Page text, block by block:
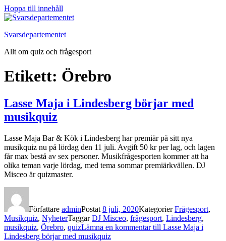
Hoppa till innehåll
Svarsdepartementet
Allt om quiz och frågesport
Etikett: Örebro
Lasse Maja i Lindesberg börjar med
musikquiz
Lasse Maja Bar & Kök i Lindesberg har premiär på sitt nya
musikquiz nu på lördag den 11 juli. Avgift 50 kr per lag, och lagen
får max bestå av sex personer. Musikfrågesporten kommer att ha
olika teman varje lördag, med tema sommar premiärkvällen. DJ
Misceo är quizmaster.
Författare adminPostat 8 juli, 2020KategorierFrågesport,
Musikquiz, NyheterTaggarDJ Misceo, frågesport, Lindesberg,
musikquiz, Örebro, quizLämna en kommentartill Lasse Maja i
Lindesberg börjar med musikquiz